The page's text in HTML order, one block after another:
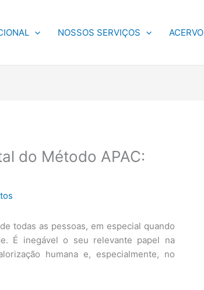
NOSSOS SERVIÇOS ACERVO
do Método APAC:
todas as pessoas, em especial quando
É inegável o seu relevante papel na
humana e, especialmente, no